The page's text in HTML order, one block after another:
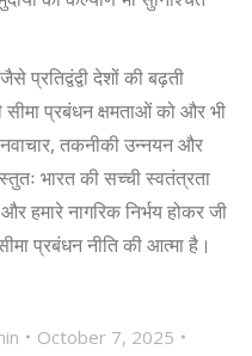
प्रतिद्वंद्वी देशों की बढ़ती
प्रबंधन क्षमताओं को और भी
, तकनीकी उन्नयन और
भारत की सच्ची स्वतंत्रता
हमारे नागरिक निर्भय होकर जी
प्रबंधन नीति की आत्मा है।
October 7, 2025